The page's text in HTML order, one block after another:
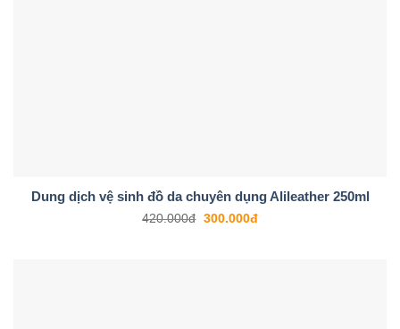
Dung dịch vệ sinh đồ da chuyên dụng Alileather 250ml
420.000đ 300.000đ